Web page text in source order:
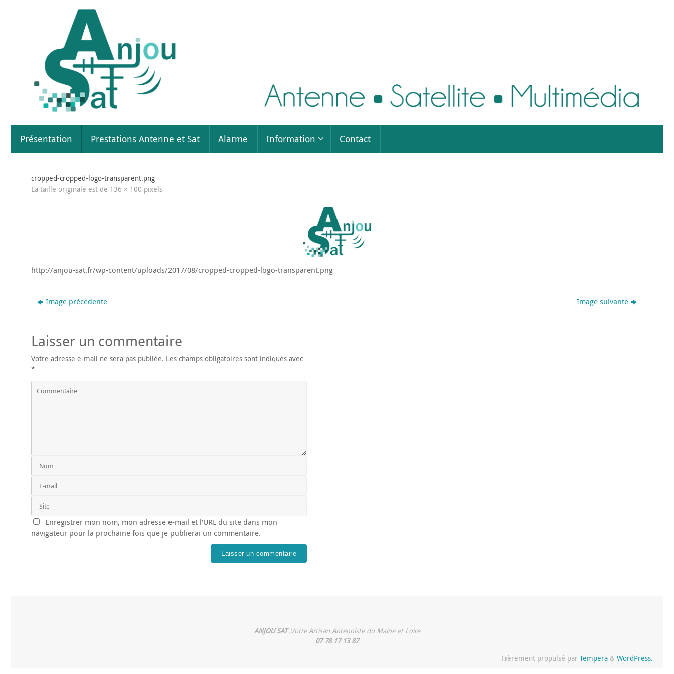
contenu
Présentation Prestations Antenne et Sat Alarme Information Contact
cropped-cropped-logo-transparent.png
La taille originale est de 136 × 100 pixels
http://anjou-sat.fr/wp-content/uploads/2017/08/cropped-cropped-logo-transparent.png
Image précédente Image suivante
Laisser un commentaire
Votre adresse e-mail ne sera pas publiée. Les champs obligatoires sont indiqués avec
*
Enregistrer mon nom, mon adresse e-mail et l’URL du site dans mon
navigateur pour la prochaine fois que je publierai un commentaire.
ANJOU SAT,Votre Artisan Antenniste du Maine et Loire
07 78 17 13 87
Fièrement propulsé par Tempera & WordPress.